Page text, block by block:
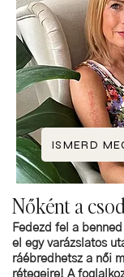
ISMERD
Nőként a
Fedezd fel a
el egy varázslatos
ráébredhetsz a női
rétegeire! A